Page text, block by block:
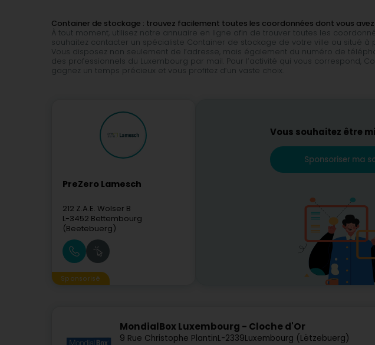
Container de stockage : trouvez facilement toutes les coordonnées dont vous
À tout moment, utilisez notre annuaire en ligne afin de trouver toutes les
souhaitez contacter un spécialiste Container de stockage de votre ville ou situé à
Vous disposez non seulement de l’adresse, mais également du numéro de
des professionnels du Luxembourg par mail. Pour l’activité qui vous correspond,
gagnez un temps précieux et vous profitez d’un vaste choix.
PreZero Lamesch
212 Z.A.E. Wolser B
L-3452 Bettembourg
(Beetebuerg)
Sponsorisé
Vous souhaitez être
Sponsoriser ma
MondialBox Luxembourg - Cloche d'Or
9 Rue Christophe PlantinL-2339Luxembourg (Lëtzebuerg)